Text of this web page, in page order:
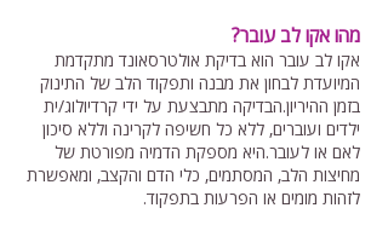
מהו אקו לב עובר?
אקו לב עובר הוא בדיקת אולטרסאונד מתקדמת
המיועדת לבחון את מבנה ותפקוד הלב של התינוק
בזמן ההיריון.הבדיקה מתבצעת על ידי קרדיולוג/ית
ילדים ועוברים, ללא כל חשיפה לקרינה וללא סיכון
לאם או לעובר.היא מספקת הדמיה מפורטת של
מחיצות הלב, המסתמים, כלי הדם והקצב, ומאפשרת
לזהות מומים או הפרעות בתפקוד.